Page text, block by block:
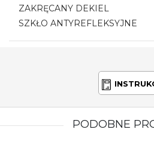
ZAKRĘCANY DEKIEL
SZKŁO ANTYREFLEKSYJNE
PODOBNE